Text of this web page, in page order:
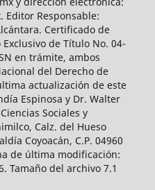
Editor Responsable:
Certificado de
de Título No. 04-
en trámite, ambos
del Derecho de
actualización de este
Espinosa y Dr. Walter
Sociales y
Calz. del Hueso
Coyoacán, C.P. 04960
de última modificación:
Tamaño del archivo 7.1